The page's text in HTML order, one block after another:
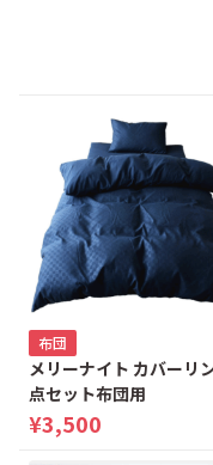
めじろ台
元本郷町
山田町
布団
メリーナイト カバーリ
点セット布団用
¥3,500